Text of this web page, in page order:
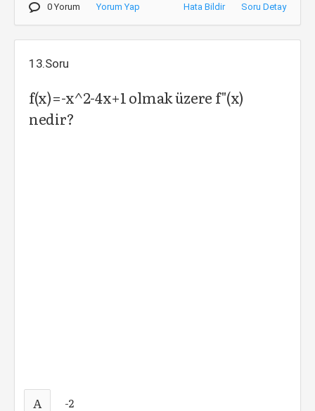
0 Yorum Yorum Yap Hata Bildir Soru Detay
13.Soru
f(x)=-x^2-4x+1 olmak üzere f''(x)
nedir?
A -2